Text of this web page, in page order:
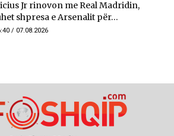
Jr rinovon me Real Madridin,
shpresa e Arsenalit për...
/ 07.08.2026